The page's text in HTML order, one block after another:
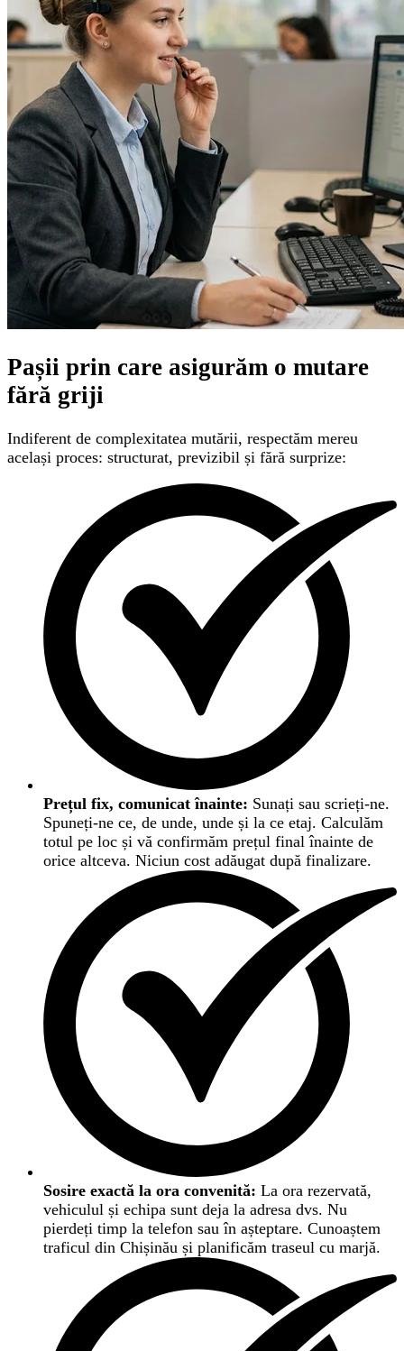
Pașii prin care asigurăm o mutare
fără griji
Indiferent de complexitatea mutării, respectăm mereu
același proces: structurat, previzibil și fără surprize:
Prețul fix, comunicat înainte: Sunați sau scrieți-ne.
Spuneți-ne ce, de unde, unde și la ce etaj. Calculăm
totul pe loc și vă confirmăm prețul final înainte de
orice altceva. Niciun cost adăugat după finalizare.
Sosire exactă la ora convenită: La ora rezervată,
vehiculul și echipa sunt deja la adresa dvs. Nu
pierdeți timp la telefon sau în așteptare. Cunoaștem
traficul din Chișinău și planificăm traseul cu marjă.